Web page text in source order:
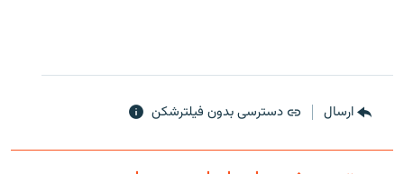
ارسال دسترسی بدون فیلترشکن